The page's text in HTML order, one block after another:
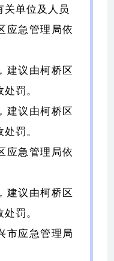
关单位及人员
应急管理局依
建议由柯桥区
罚。
建议由柯桥区
罚。
应急管理局依
建议由柯桥区
罚。
市应急管理局